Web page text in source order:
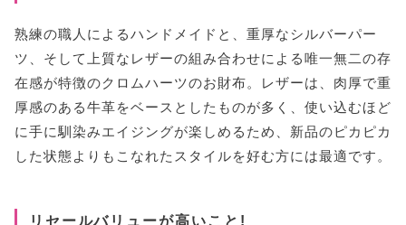
熟練の職人によるハンドメイドと、重厚なシルバーパー
ツ、そして上質なレザーの組み合わせによる唯一無二の存
在感が特徴のクロムハーツのお財布。レザーは、肉厚で重
厚感のある牛革をベースとしたものが多く、使い込むほど
に手に馴染みエイジングが楽しめるため、新品のピカピカ
した状態よりもこなれたスタイルを好む方には最適です。
リセールバリューが高いこと!